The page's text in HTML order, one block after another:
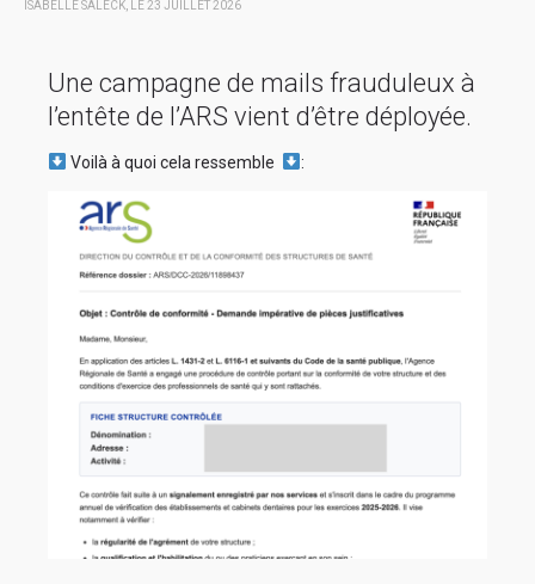
ISABELLE SALECK, LE 23 JUILLET 2026
Une campagne de mails frauduleux à
l’entête de l’ARS vient d’être déployée.
Voilà à quoi cela ressemble :